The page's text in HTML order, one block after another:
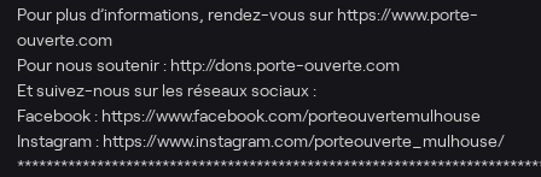
Pour plus d’informations, rendez-vous sur https://www.porte-
ouverte.com​
Pour nous soutenir : http://dons.porte-ouverte.com
Et suivez-nous sur les réseaux sociaux :
Facebook : https://www.facebook.com/porteouvertemulhouse
Instagram : https://www.instagram.com/porteouverte_mulhouse/